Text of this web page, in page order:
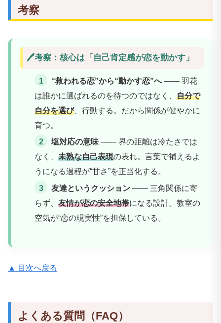
考察
🖊️考察：核心は「自己肯定感が恋を動かす」
“救われる恋”から“動かす恋”へ—— 羽花
は誰かに選ばれるのを待つのではなく、自分で
自分を選び、行動する。だから関係が健やかに
育つ。
塩対応の意味—— 界の距離は冷たさでは
なく、未熟な自己表現の表れ。言葉で補えるよ
うになる過程が“甘さ”を正当化する。
友達というクッション—— 三角関係に寄
らず、友情が恋の安全地帯になる設計。教室の
空気が“恋の現実性”を担保している。
▲ 目次へ戻る
よくある質問（FAQ）